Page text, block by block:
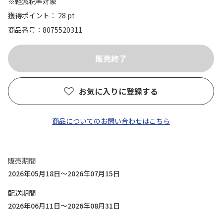
獲得ポイント： 28 pt
商品番号
8075520311
お気に入りに登録する
商品についてのお問い合わせはこちら
販売期間
2026年05月18日～2026年07月15日
配送期間
2026年06月11日～2026年08月31日